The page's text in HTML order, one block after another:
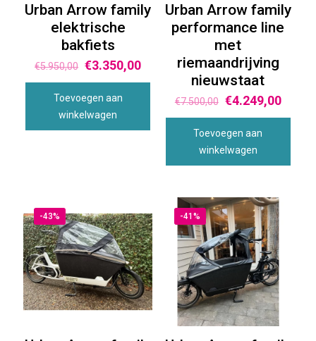
Urban Arrow family
elektrische
bakfiets
€5.950,00 €3.350,00
Toevoegen aan
winkelwagen
Urban Arrow family
performance line
met
riemaandrijving
nieuwstaat
€7.500,00 €4.249,00
Toevoegen aan
winkelwagen
-43% -41%